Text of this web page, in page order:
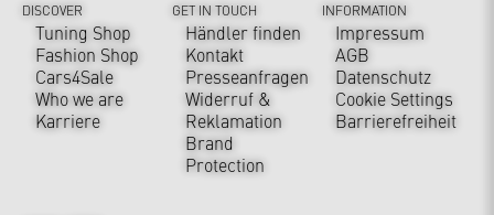
DISCOVER
Tuning Shop
Fashion Shop
Cars4Sale
Who we are
Karriere
GET IN TOUCH
Händler finden
Kontakt
Presseanfragen
Widerruf &
Reklamation
Brand
Protection
INFORMATION
Impressum
AGB
Datenschutz
Cookie Settings
Barrierefreiheit